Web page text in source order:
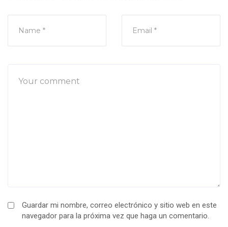
Guardar mi nombre, correo electrónico y sitio web en este
navegador para la próxima vez que haga un comentario.